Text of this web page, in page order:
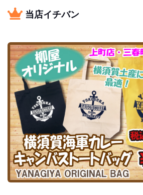
当店イチバン